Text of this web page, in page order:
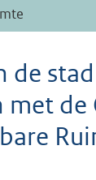
de
met de